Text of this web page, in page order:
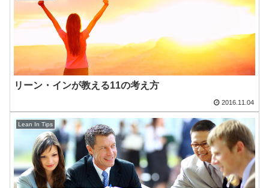
リーン・インが教える11の考え方
2016.11.04
Lean In Tips